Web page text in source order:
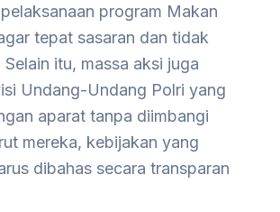
program Makan
tepat sasaran dan tidak
itu, massa aksi juga
Undang-Undang Polri yang
aparat tanpa diimbangi
mereka, kebijakan yang
dibahas secara transparan